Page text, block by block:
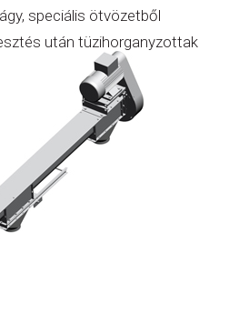
speciális ötvözetből
után tüzihorganyzottak